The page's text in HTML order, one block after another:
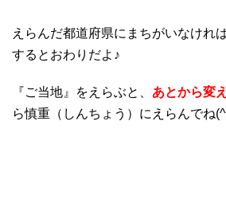
えらんだ都道府県にまちがいなけれ
するとおわりだよ♪
『ご当地』をえらぶと、 あとから変
ら慎重（しんちょう）にえらんでね